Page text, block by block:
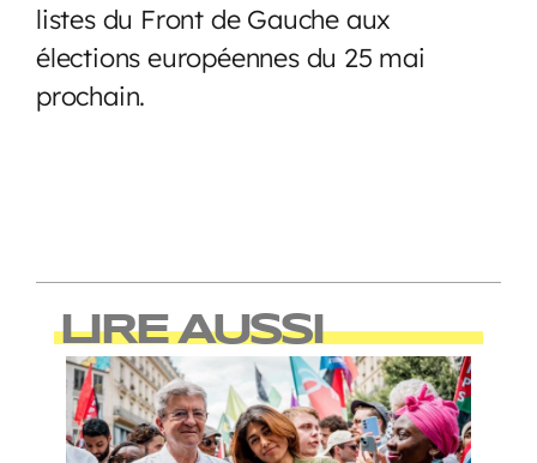
listes du Front de Gauche aux
élections européennes du 25 mai
prochain.
LIRE AUSSI